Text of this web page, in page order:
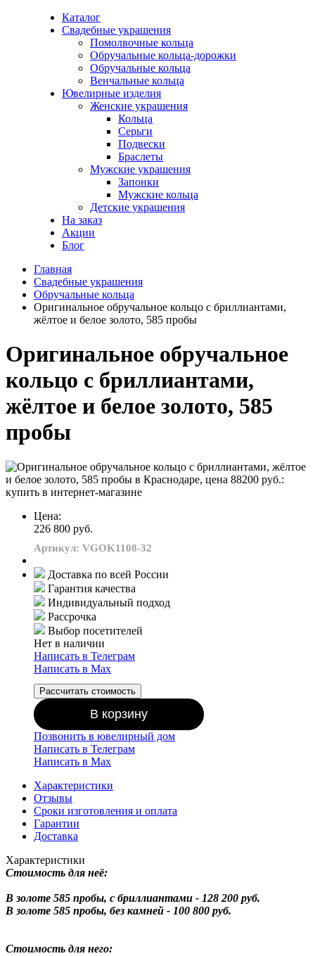
Каталог
Свадебные украшения
Помолвочные кольца
Обручальные кольца-дорожки
Обручальные кольца
Венчальные кольца
Ювелирные изделия
Женские украшения
Кольца
Серьги
Подвески
Браслеты
Мужские украшения
Запонки
Мужские кольца
Детские украшения
На заказ
Акции
Блог
Главная
Свадебные украшения
Обручальные кольца
Оригинальное обручальное кольцо с бриллиантами,
жёлтое и белое золото, 585 пробы
Оригинальное обручальное
кольцо с бриллиантами,
жёлтое и белое золото, 585
пробы
Цена:
226 800 руб.
Артикул: VGOK1108-32
Доставка по всей России
Гарантия качества
Индивидуальный подход
Рассрочка
Выбор посетителей
Нет в наличии
Написать в Телеграм
Написать в Мах
Рассчитать стоимость
В корзину
Позвонить в ювелирный дом
Написать в Телеграм
Написать в Мах
Характеристики
Отзывы
Сроки изготовления и оплата
Гарантии
Доставка
Характеристики
Стоимость для неё:
В золоте 585 пробы, с бриллиантами - 128 200 руб.
В золоте 585 пробы, без камней - 100 800 руб.
Стоимость для него: